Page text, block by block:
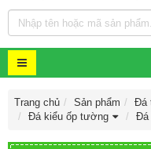
Trang chủ Sản phẩm Đá
Đá kiểu ốp tường
Đá